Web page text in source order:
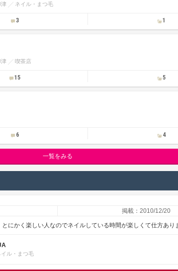
ネイル・まつ毛
3 1
喫茶店
15 5
6 4
一覧をみる
掲載：2010/12/20
にかく楽しい人なのでネイルしている時間が楽しくて仕方あり
イル・まつ毛